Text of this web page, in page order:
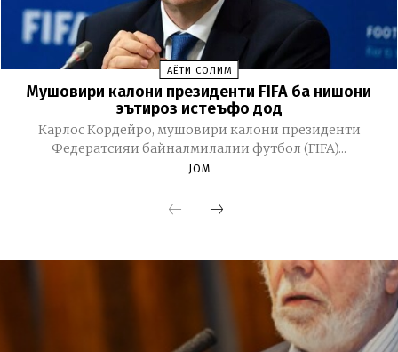
ҲАЁТИ СОЛИМ
Мушовири калони президенти FIFA ба нишони
эътироз истеъфо дод
Карлос Кордейро, мушовири калони президенти
Федератсияи байналмилалии футбол (FIFA)...
JOM